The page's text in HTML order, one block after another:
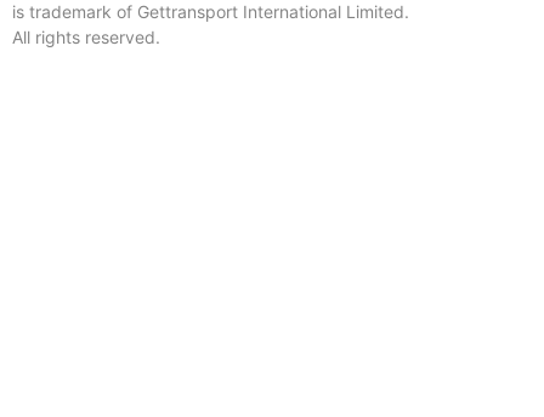
is trademark of Gettransport International Limited.
All rights reserved.